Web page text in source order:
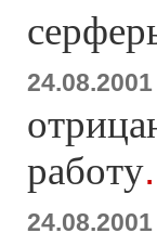
работу